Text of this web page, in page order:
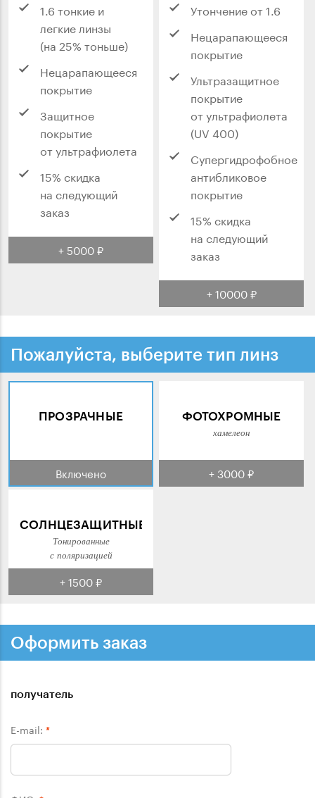
1.6 тонкие и
легкие линзы
(на 25% тоньше)
Нецарапающееся
покрытие
Защитное
покрытие
от ультрафиолета
15% скидка
на следующий
заказ
+ 5000 ₽
Утончение от 1.6
Нецарапающееся
покрытие
Ультразащитное
покрытие
от ультрафиолета
(UV 400)
Супергидрофобное
антибликовое
покрытие
15% скидка
на следующий
заказ
+ 10000 ₽
Пожалуйста, выберите тип линз
ПРОЗРАЧНЫЕ
Включено
ФОТОХРОМНЫЕ
хамелеон
+ 3000 ₽
СОЛНЦЕЗАЩИТНЫЕ
Тонированные
с поляризацией
+ 1500 ₽
Оформить заказ
получатель
E-mail: *